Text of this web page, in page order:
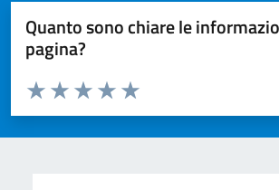
Quanto sono chiare le
pagina?
Valuta da 1 a 5 stelle la pagina
Valuta 5 stelle su 5
Valuta 4 stelle su 5
Valuta 3 stelle su 5
Valuta 2 stelle su 5
Valuta 1 stelle su 5